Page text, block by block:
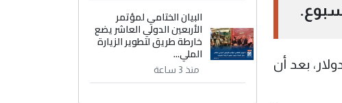
أسعار الدولار في بورصتي الكفاح والحارثية ببغداد 154,750 ديناراً عراقياً مقابل كل 100 دولار، بعد أن
البيان الختامي لمؤتمر
الأربعين الدولي العاشر يضع
خارطة طريق لتطوير الزيارة
الملي...
منذ 3 ساعة